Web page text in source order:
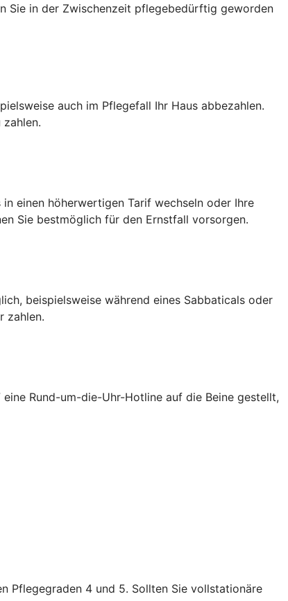
Sie in der Zwischenzeit pflegebedürftig geworden
auch im Pflegefall Ihr Haus abbezahlen.
einen höherwertigen Tarif wechseln oder Ihre
Sie bestmöglich für den Ernstfall vorsorgen.
beispielsweise während eines Sabbaticals oder
zahlen.
Rund-um-die-Uhr-Hotline auf die Beine gestellt,
Pflegegraden 4 und 5. Sollten Sie vollstationäre